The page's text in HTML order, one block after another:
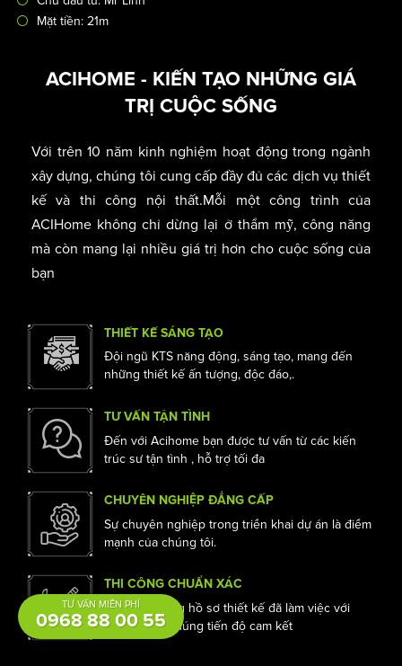
Thiết kế khách sạn/Thiết kế khách sạn 3 sao
Mã công trình: KS-2763
Địa điểm, đất xây dựng: Bình Dương
Chủ đầu tư: Mr Linh
Mặt tiền: 21m
ACIHOME - KIẾN TẠO NHỮNG GIÁ
xây dựng, chúng tôi cung cấp đầy đủ các dịch vụ thiết
kế và thi công nội thất.Mỗi một công trình của
ACIHome không chỉ dừng lại ở thẩm mỹ, công năng
mà còn mang lại nhiều giá trị hơn cho cuộc sống của
bạn
THIẾT KẾ SÁNG TẠO
Đội ngũ KTS năng động, sáng tạo, mang đến
những thiết kế ấn tượng, độc đáo,.
TƯ VẤN TẬN TÌNH
Đến với Acihome bạn được tư vấn từ các kiến
trúc sư tận tình , hỗ trợ tối đa
TƯ VẤN MIỄN PHÍ
0968 88 00 55